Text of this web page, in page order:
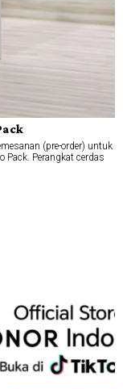
(pre-order) untuk
Pack. Perangkat cerdas